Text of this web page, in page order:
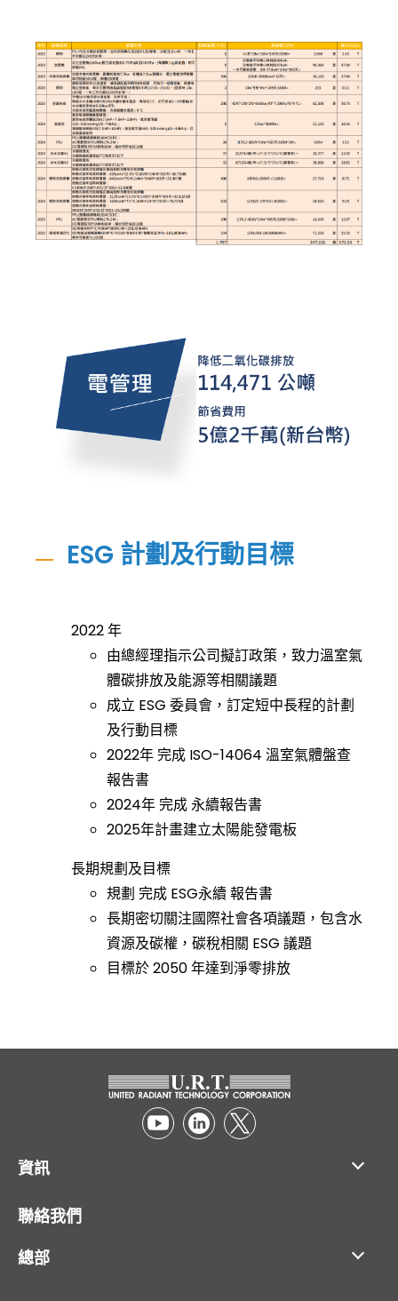
ESG 計劃及行動目標
2022 年
由總經理指示公司擬訂政策，致力溫室氣
體碳排放及能源等相關議題
成立 ESG 委員會，訂定短中長程的計劃
及行動目標
2022年 完成 ISO-14064 溫室氣體盤查
報告書
2024年 完成 永續報告書
2025年計畫建立太陽能發電板
長期規劃及目標
規劃 完成 ESG永續 報告書
長期密切關注國際社會各項議題，包含水
資源及碳權，碳稅相關 ESG 議題
目標於 2050 年達到淨零排放
資訊
應用分類
企業社會責任
聯絡我們
總部